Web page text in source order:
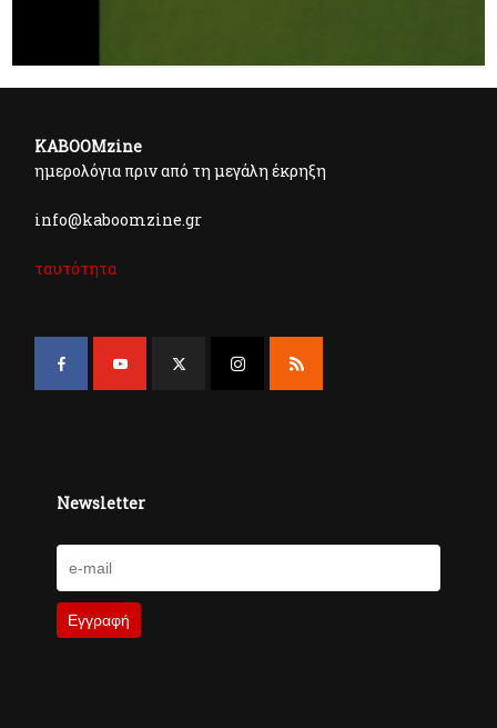
KABOOMzine
ημερολόγια πριν από τη μεγάλη έκρηξη
info@kaboomzine.gr
ταυτότητα
Newsletter